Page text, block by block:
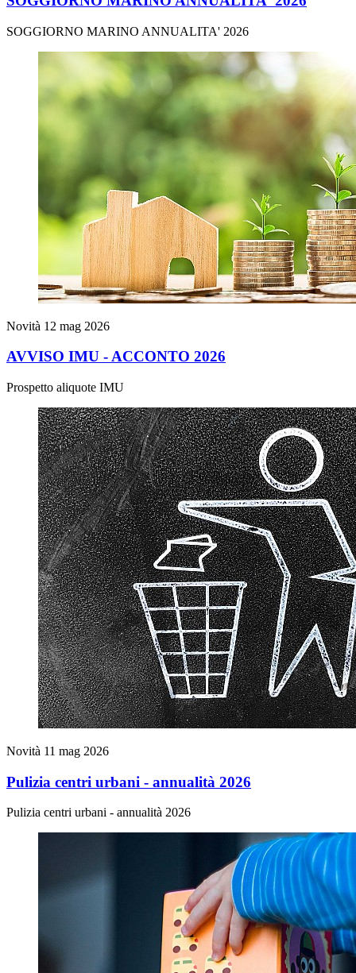
SOGGIORNO MARINO ANNUALITA' 2026
Novità 12 mag 2026
AVVISO IMU - ACCONTO 2026
Prospetto aliquote IMU
Novità 11 mag 2026
Pulizia centri urbani - annualità 2026
Pulizia centri urbani - annualità 2026